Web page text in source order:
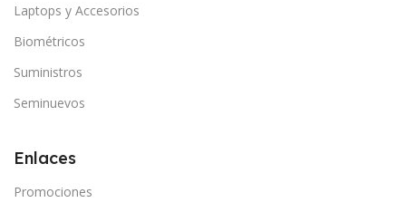
Laptops y Accesorios
Biométricos
Suministros
Seminuevos
Enlaces
Promociones